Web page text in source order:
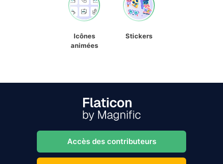
Icônes
animées
Stickers
Accès des contributeurs